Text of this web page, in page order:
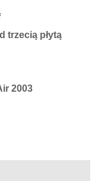
trzecią płytą
2003